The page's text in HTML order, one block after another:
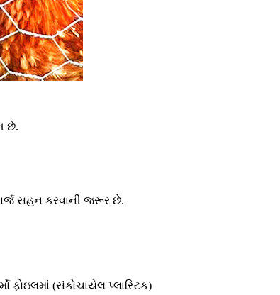
છે.
સહન કરવાની જરૂર છે.
ફોઇલમાં (સંકોચાયેલ પ્લાસ્ટિક)